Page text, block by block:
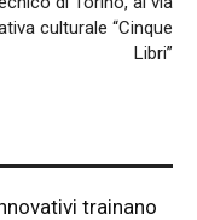
culturale “Cinque
Libri”
trainano